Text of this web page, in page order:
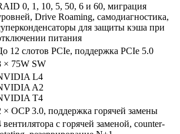
0, 1, 10, 5, 50, 6 и 60, миграция
Drive Roaming, самодиагностика,
для защиты кэша при
питания
12 слотов PCIe, поддержка PCIe 5.0
× 75W SW
L4
A2
T4
× OCP 3.0, поддержка горячей замены
вентилятора с горячей заменой, counter-